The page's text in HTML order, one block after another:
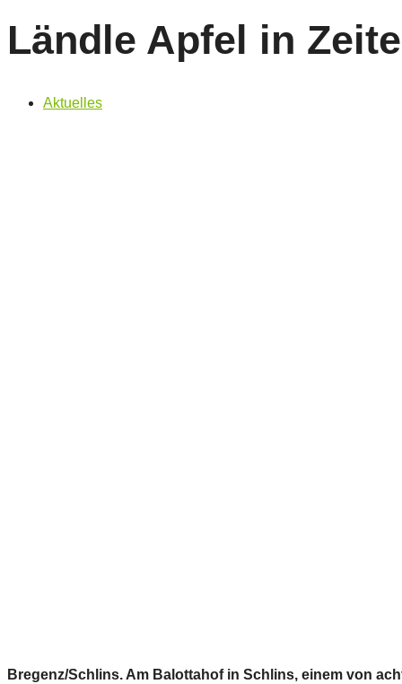
Ländle Apfel in
Aktuelles
Bregenz/Schlins. Am Balottahof in Schlins, einem von